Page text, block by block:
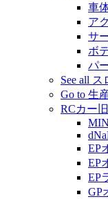
車
ア
サ
ボ
パ
See all
Go to 生
RCカー
EP
EP
EP
GP